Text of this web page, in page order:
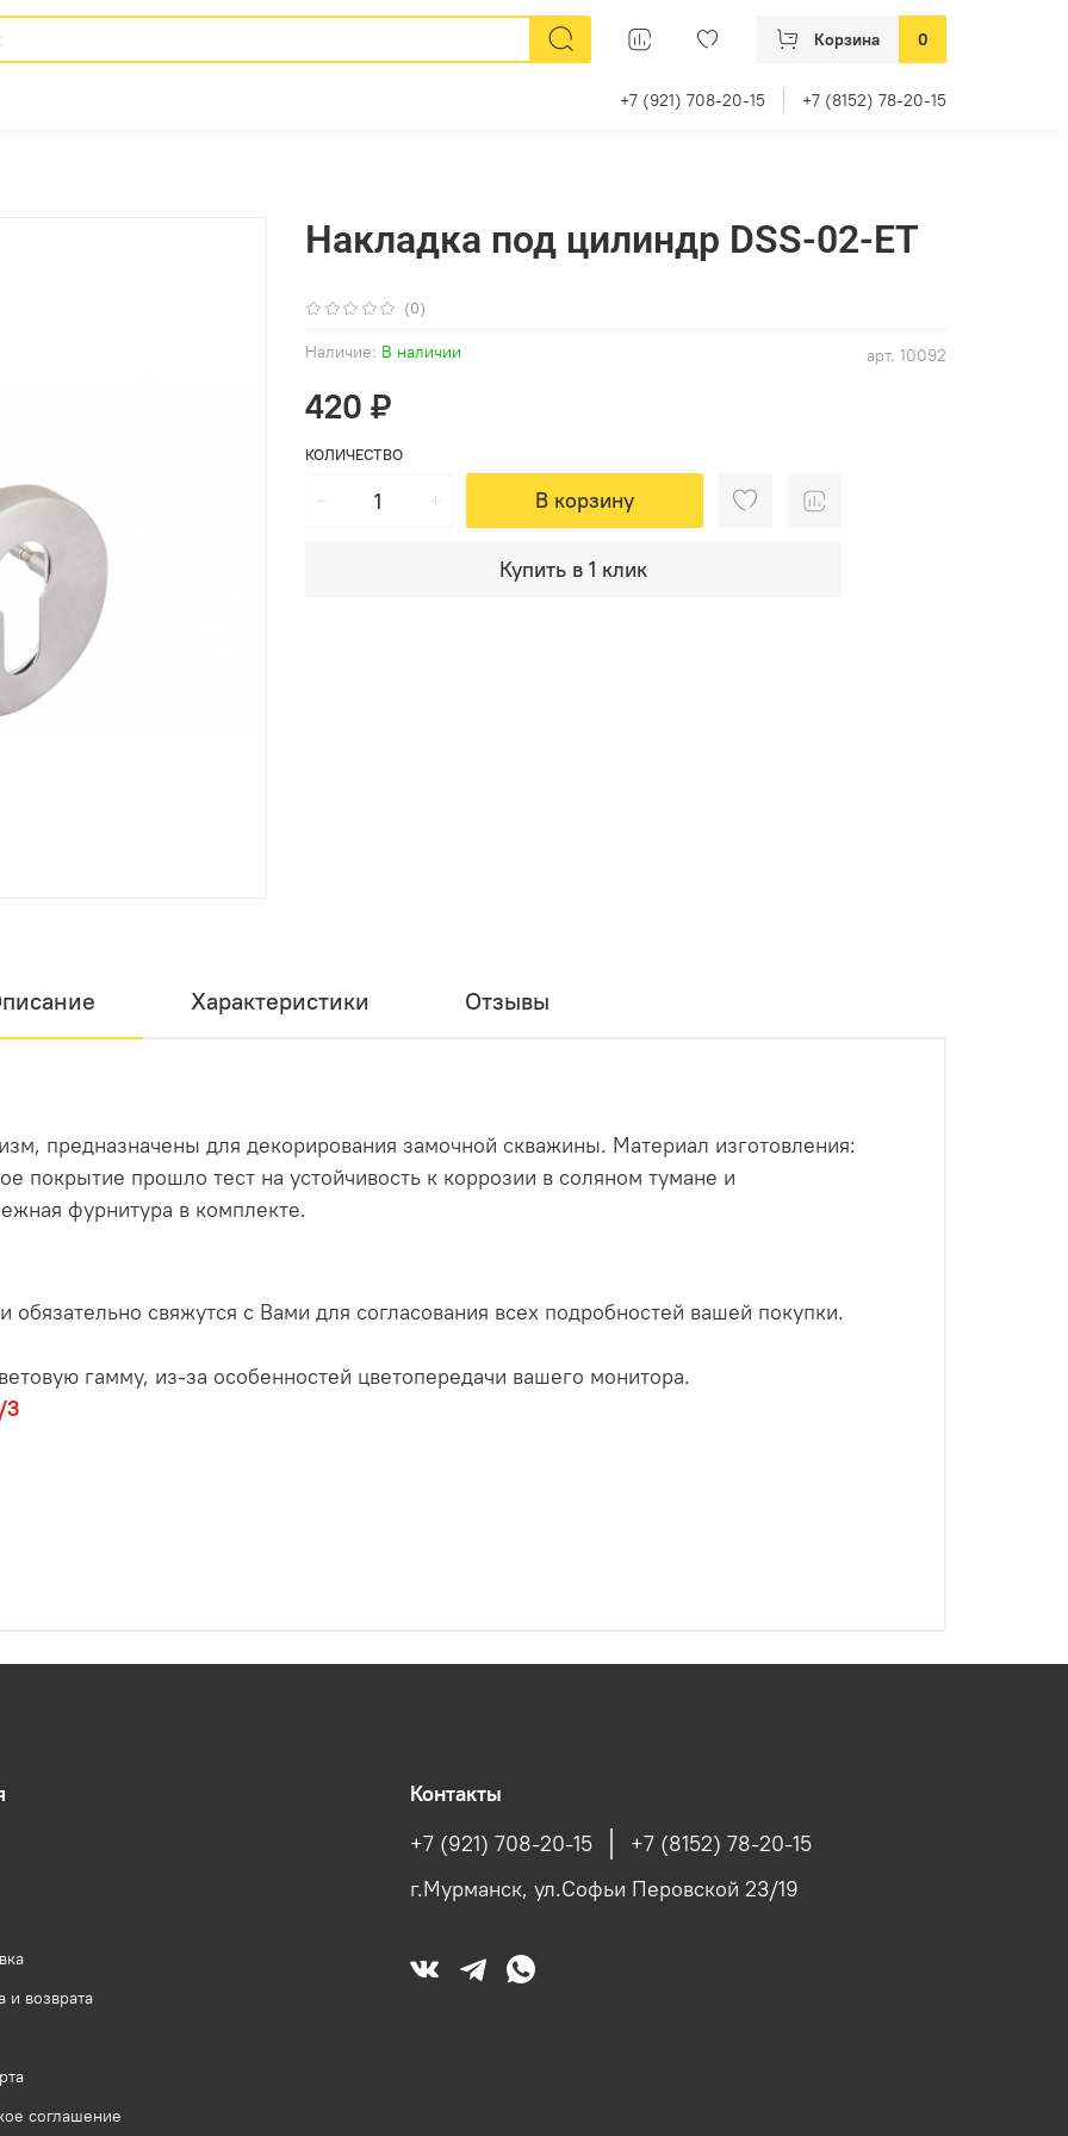
Корзина 0
+7 (921) 708-20-15 +7 (8152) 78-20-15
(0)
арт. 10092
Наличие: В наличии
Накладка под цилиндр DSS-02-ET
420 ₽
КОЛИЧЕСТВО
В корзину
Купить в 1 клик
Характеристики Отзывы
предназначены для декорирования замочной скважины. Материал изготовления:
покрытие прошло тест на устойчивость к коррозии в соляном тумане и
фурнитура в комплекте.
свяжутся с Вами для согласования всех подробностей вашей покупки.
гамму, из-за особенностей цветопередачи вашего монитора.
3
и возврата
соглашение
Контакты
+7 (921) 708-20-15
+7 (8152) 78-20-15
г.Мурманск, ул.Софьи Перовской 23/19